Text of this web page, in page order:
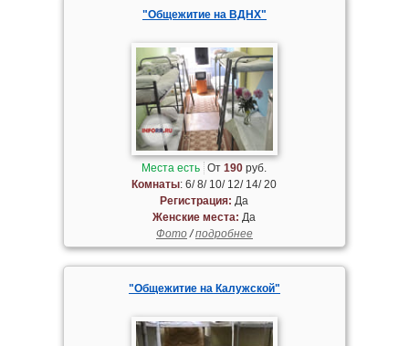
"Общежитие на ВДНХ"
Места есть От190 руб.
Комнаты: 6/ 8/ 10/ 12/ 14/ 20
Регистрация: Да
Женские места: Да
Фото/подробнее
"Общежитие на Калужской"